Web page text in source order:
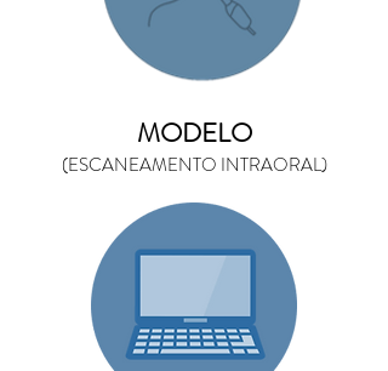
MODELO
(ESCANEAMENTO INTRAORAL)